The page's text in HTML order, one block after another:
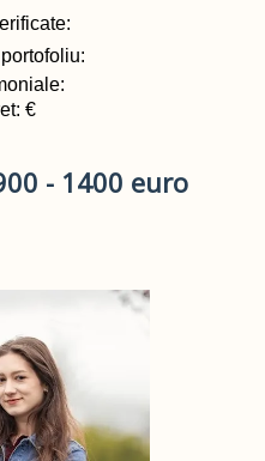
€
- 1400 euro